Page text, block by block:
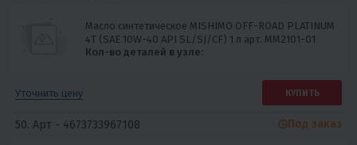
Масло синтетическое MISHIMO OFF-ROAD PLATINUM
4Т (SAE 10W-40 API SL/SJ/CF) 1 л арт. MM2101-01
Кол-во деталей в узле:
Уточнить цену КУПИТЬ
50. Арт - 4673733967108 Под заказ